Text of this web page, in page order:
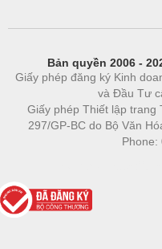
Bản quyền 2006 -
Giấy phép đăng ký Kinh
và Đầu Tư
Giấy phép Thiết lập trang
297/GP-BC do Bộ Văn
Phone: